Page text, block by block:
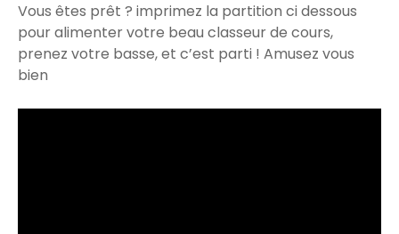
Vous êtes prêt ? imprimez la partition ci dessous
pour alimenter votre beau classeur de cours,
prenez votre basse, et c’est parti ! Amusez vous
bien